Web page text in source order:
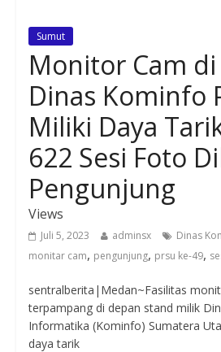
Sumut
Monitor Cam
Dinas Kominfo
Miliki Daya
622 Sesi Foto
Pengunjung
Views
Juli 5, 2023 adminsx Dinas
monitar cam, pengunjung, prsu ke-49,
sentralberita|Medan~Fasilitas
terpampang di depan stand milik
Informatika (Kominfo) Sumatera
daya tarik